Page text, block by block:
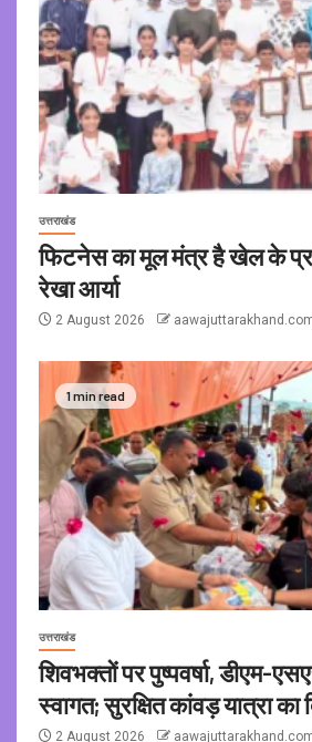
उत्तराखंड
फिटनेस का मूल मंत्र है खेल के
रेखा आर्या
2 August 2026
1 min read
उत्तराखंड
शिवभक्तों पर पुष्पवर्षा, डीएम-
स्वागत; सुरक्षित कांवड़ यात्रा का
2 August 2026